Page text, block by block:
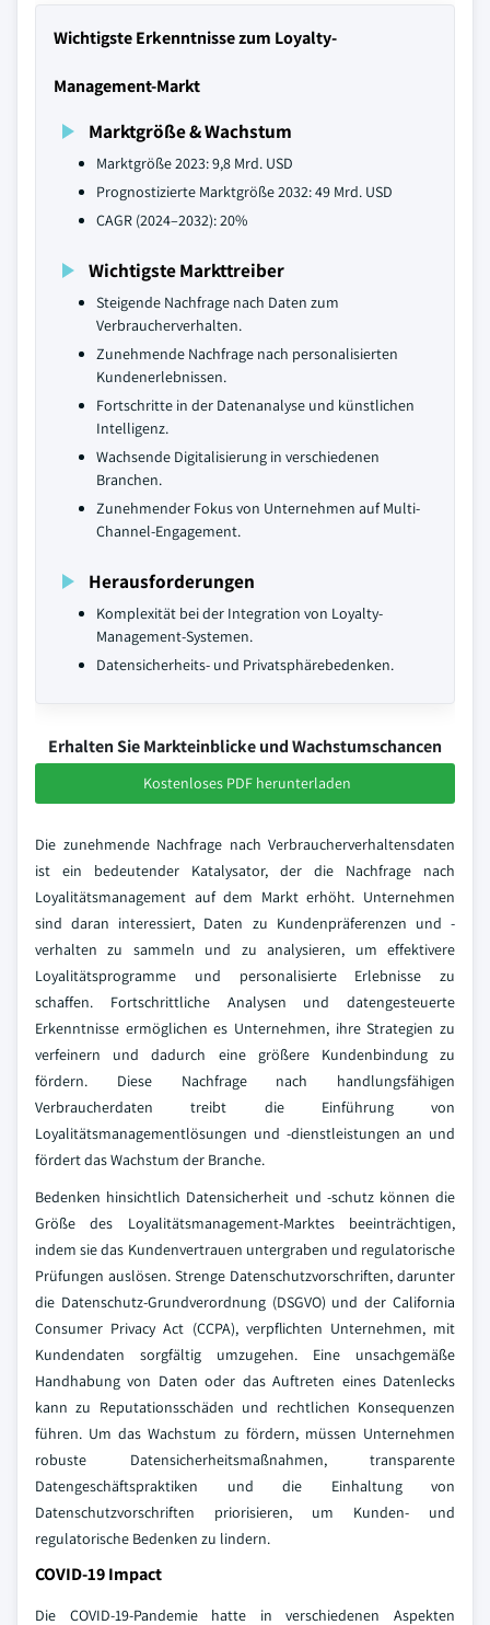
Wichtigste Erkenntnisse zum Loyalty-
Management-Markt
Marktgröße & Wachstum
Marktgröße 2023: 9,8 Mrd. USD
Prognostizierte Marktgröße 2032: 49 Mrd. USD
CAGR (2024–2032): 20%
Wichtigste Markttreiber
Steigende Nachfrage nach Daten zum
Verbraucherverhalten.
Zunehmende Nachfrage nach personalisierten
Kundenerlebnissen.
Fortschritte in der Datenanalyse und künstlichen
Intelligenz.
Wachsende Digitalisierung in verschiedenen
Branchen.
Zunehmender Fokus von Unternehmen auf Multi-
Channel-Engagement.
Herausforderungen
Komplexität bei der Integration von Loyalty-
Management-Systemen.
Datensicherheits- und Privatsphärebedenken.
Erhalten Sie Markteinblicke und Wachstumschancen
Kostenloses PDF herunterladen
Die zunehmende Nachfrage nach Verbraucherverhaltensdaten
ist ein bedeutender Katalysator, der die Nachfrage nach
Loyalitätsmanagement auf dem Markt erhöht. Unternehmen
sind daran interessiert, Daten zu Kundenpräferenzen und -
verhalten zu sammeln und zu analysieren, um effektivere
Loyalitätsprogramme und personalisierte Erlebnisse zu
schaffen. Fortschrittliche Analysen und datengesteuerte
Erkenntnisse ermöglichen es Unternehmen, ihre Strategien zu
verfeinern und dadurch eine größere Kundenbindung zu
fördern. Diese Nachfrage nach handlungsfähigen
Verbraucherdaten treibt die Einführung von
Loyalitätsmanagementlösungen und -dienstleistungen an und
fördert das Wachstum der Branche.
Bedenken hinsichtlich Datensicherheit und -schutz können die
Größe des Loyalitätsmanagement-Marktes beeinträchtigen,
indem sie das Kundenvertrauen untergraben und regulatorische
Prüfungen auslösen. Strenge Datenschutzvorschriften, darunter
die Datenschutz-Grundverordnung (DSGVO) und der California
Consumer Privacy Act (CCPA), verpflichten Unternehmen, mit
Kundendaten sorgfältig umzugehen. Eine unsachgemäße
Handhabung von Daten oder das Auftreten eines Datenlecks
kann zu Reputationsschäden und rechtlichen Konsequenzen
führen. Um das Wachstum zu fördern, müssen Unternehmen
robuste Datensicherheitsmaßnahmen, transparente
Datengeschäftspraktiken und die Einhaltung von
Datenschutzvorschriften priorisieren, um Kunden- und
regulatorische Bedenken zu lindern.
COVID-19 Impact
Die COVID-19-Pandemie hatte in verschiedenen Aspekten